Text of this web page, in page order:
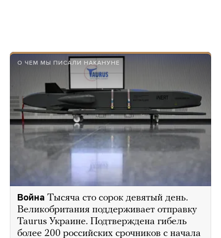
О ЧЕМ МЫ ПИСАЛИ НАКАНУНЕ
Война Тысяча сто сорок девятый день.
Великобритания поддерживает отправку
Taurus Украине. Подтверждена гибель
более 200 российских срочников с начала